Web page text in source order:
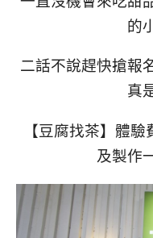
的
二話不說趕快搶報
真
【豆腐找茶】體
及製作